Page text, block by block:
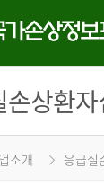
손상환
소개 응급실